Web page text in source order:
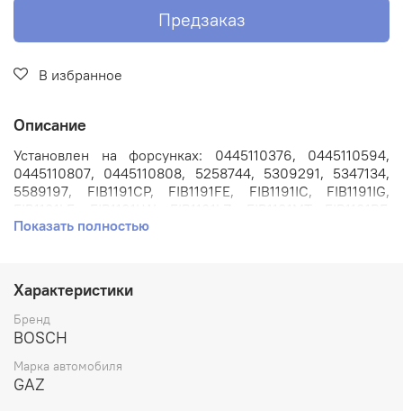
Предзаказ
В избранное
Описание
Установлен на форсунках: 0445110376, 0445110594,
0445110807, 0445110808, 5258744, 5309291, 5347134,
5589197, FIB1191CP, FIB1191FE, FIB1191IC, FIB1191IG,
FIB1191SN.
3302, Соболь 2217, 2310, 2752 с двигателем 2.8л. ISF2.8
Cummins.
Артикул: F00ZC01367.
Номера аналогов: F00VC01383, FZB1194FE, FZB1194LE,
FZB1194LW, FZB1194LZ, FZB1194MT, FZB1194RF.
Показать полностью
Характеристики
Бренд
BOSCH
Марка автомобиля
GAZ